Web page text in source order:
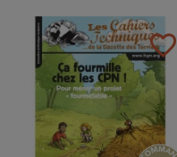
favorite_border